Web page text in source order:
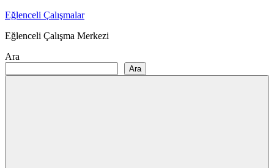
Skip
content
Eğlenceli Çalışmalar
Eğlenceli Çalışma Merkezi
Ara
Ara